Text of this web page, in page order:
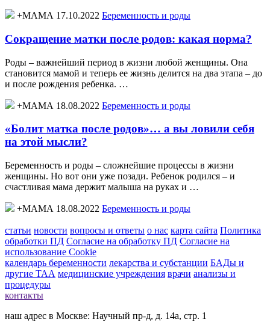
+МАМА 17.10.2022 Беременность и роды
Сокращение матки после родов: какая норма?
Роды – важнейший период в жизни любой женщины. Она
становится мамой и теперь ее жизнь делится на два этапа – до
и после рождения ребенка. …
+МАМА 18.08.2022 Беременность и роды
«Болит матка после родов»… а вы ловили себя
на этой мысли?
Беременность и роды – сложнейшие процессы в жизни
женщины. Но вот они уже позади. Ребенок родился – и
счастливая мама держит малыша на руках и …
+МАМА 18.08.2022 Беременность и роды
статьи новости вопросы и ответы о нас карта сайта Политика
обработки ПД Согласие на обработку ПД Согласие на
использование Cookie
календарь беременности лекарства и субстанции БАДы и
другие ТАА медицинские учреждения врачи анализы и
процедуры
контакты
наш адрес в Москве: Научный пр-д, д. 14а, стр. 1